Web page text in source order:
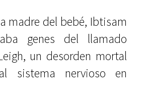
madre del bebé, Ibtisam
genes del llamado
un desorden mortal
sistema nervioso en